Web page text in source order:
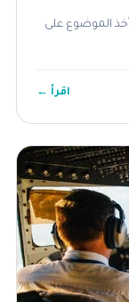
الموضوع على
اقرأ ←